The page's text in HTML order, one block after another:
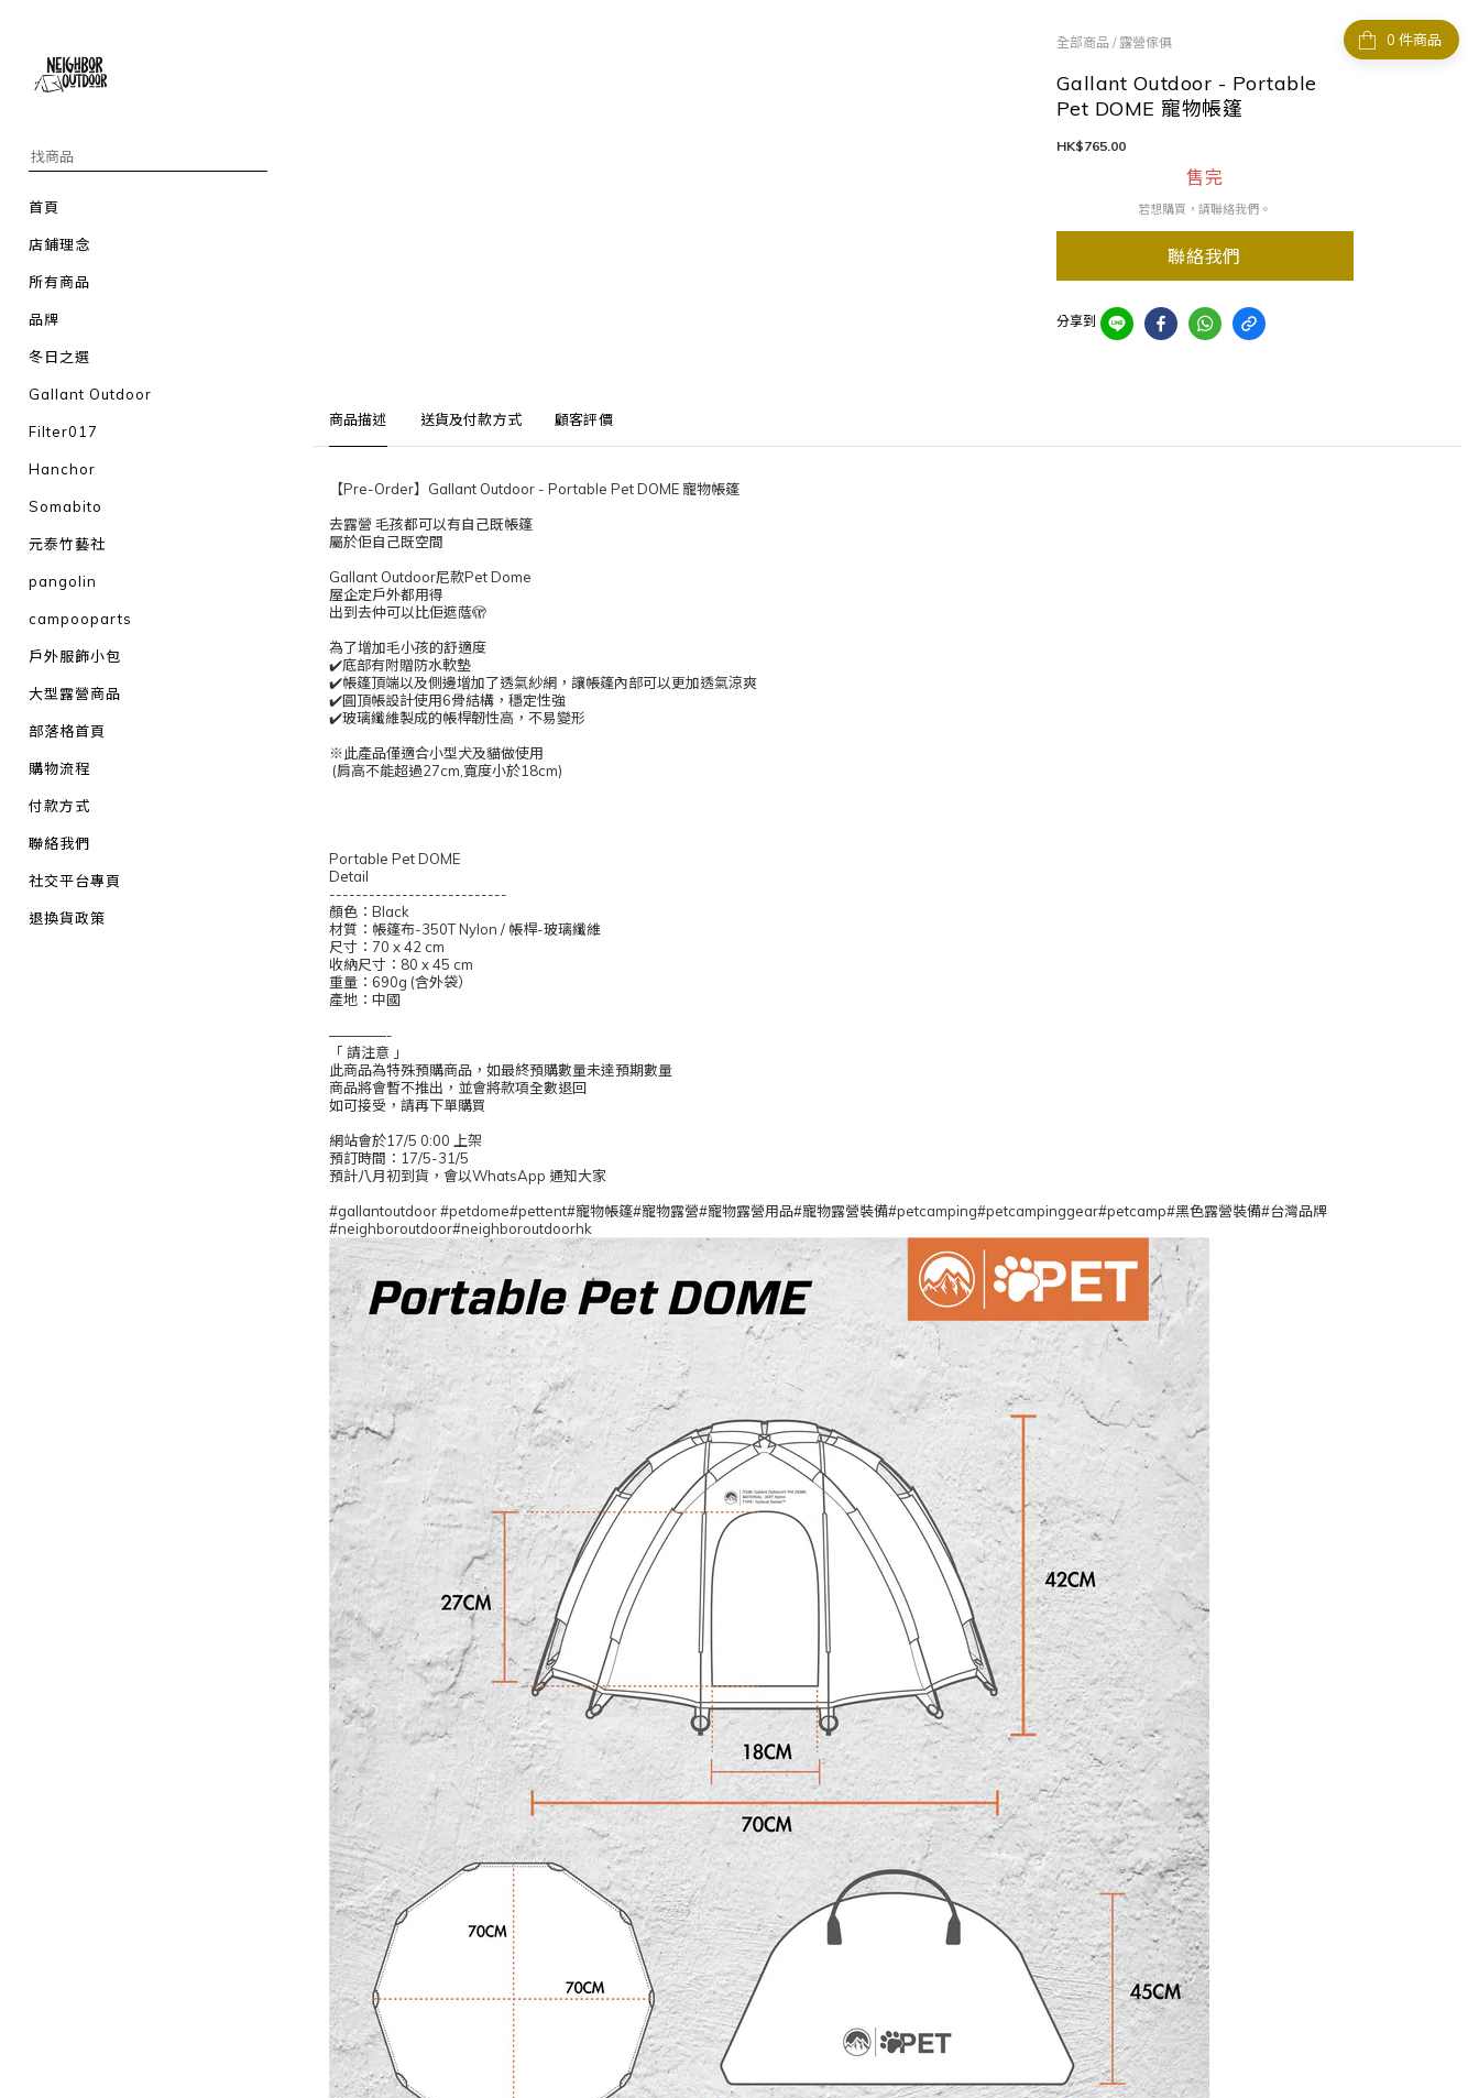
首頁
店鋪理念
所有商品
品牌
冬日之選
Gallant Outdoor
Filter017
Hanchor
Somabito
元泰竹藝社
pangolin
campooparts
戶外服飾小包
大型露營商品
部落格首頁
購物流程
付款方式
聯絡我們
社交平台專頁
退換貨政策
件商品
全部商品 / 露營傢俱
Gallant Outdoor - Portable
Pet DOME 寵物帳篷
HK$765.00
售完
若想購買，請聯絡我們。
聯絡我們
分享到
商品描述 送貨及付款方式 顧客評價
【Pre-Order】Gallant Outdoor - Portable Pet DOME 寵物帳篷
去露營 毛孩都可以有自己既帳篷
屬於佢自己既空間
Gallant Outdoor尼款Pet Dome
屋企定戶外都用得
出到去仲可以比佢遮蔭🫣
為了增加毛小孩的舒適度
✔️底部有附贈防水軟墊
✔️帳篷頂端以及側邊增加了透氣紗網，讓帳篷內部可以更加透氣涼爽
✔️圓頂帳設計使用6骨結構，穩定性強
✔️玻璃纖維製成的帳桿韌性高，不易變形
※此產品僅適合小型犬及貓做使用
(肩高不能超過27cm,寬度小於18cm)
Portable Pet DOME
Detail
---------------------------
顏色：Black
材質：帳篷布-350T Nylon / 帳桿-玻璃纖維
尺寸：70 x 42 cm
收納尺寸：80 x 45 cm
重量：690g (含外袋）
產地：中國
————-
「 請注意 」
此商品為特殊預購商品，如最終預購數量未達預期數量
商品將會暫不推出，並會將款項全數退回
如可接受，請再下單購買
網站會於17/5 0:00 上架
預訂時間：17/5-31/5
預計八月初到貨，會以WhatsApp 通知大家
#gallantoutdoor #petdome#pettent#寵物帳篷#寵物露營#寵物露營用品#寵物露營裝備#petcamping#petcampinggear#petcamp#黑色露營裝備#台灣品牌
#neighboroutdoor#neighboroutdoorhk